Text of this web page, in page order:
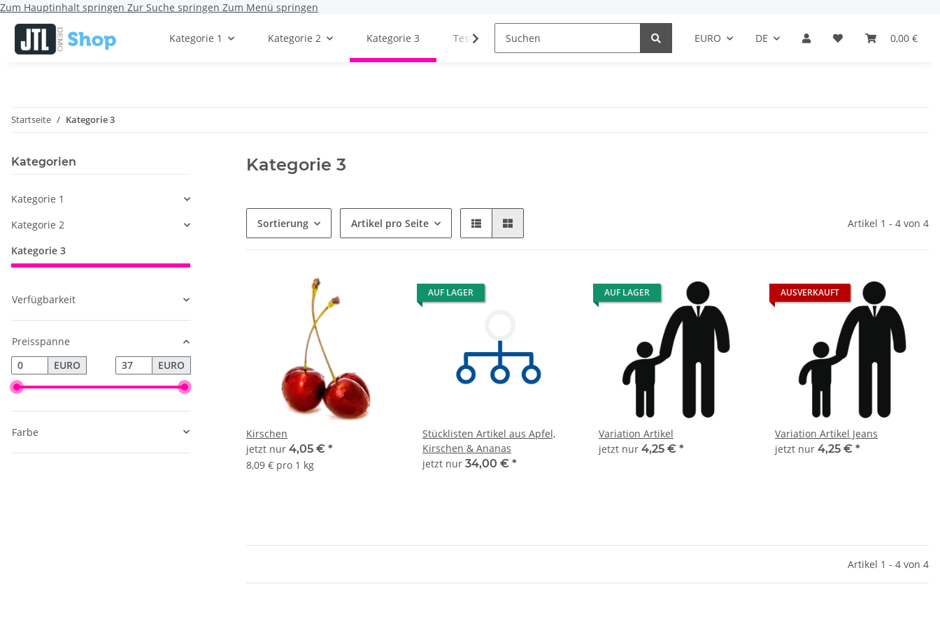
Zum Hauptinhalt springen Zur Suche springen Zum Menü springen
EURO DE 0,00 €
Kategorie 1 Kategorie 2 Kategorie 3 Testseite Blogs
Startseite Kategorie 3
Kategorie 3
Sortierung Artikel pro Seite Artikel 1 - 4 von 4
Kirschen
jetzt nur 4,05 € *
8,09 € pro 1 kg
AUF LAGER
Stücklisten Artikel aus Apfel,
Kirschen & Ananas
jetzt nur 34,00 € *
AUF LAGER
Variation Artikel
jetzt nur 4,25 € *
AUSVERKAUFT
Variation Artikel Jeans
jetzt nur 4,25 € *
Artikel 1 - 4 von 4
Kategorien
Kategorie 1
Kategorie 2
Kategorie 3
Verfügbarkeit
Preisspanne
EURO
EURO
Farbe